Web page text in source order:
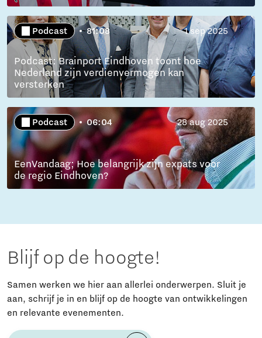
Podcast 81:08 1 sep 2025
Podcast: Brainport Eindhoven toont hoe
Nederland zijn verdienvermogen kan
versterken
Podcast 06:04 28 aug 2025
EenVandaag; Hoe belangrijk zijn expats voor
de regio Eindhoven?
Blijf op de hoogte!
Samen werken we hier aan allerlei onderwerpen. Sluit je
aan, schrijf je in en blijf op de hoogte van ontwikkelingen
en relevante evenementen.